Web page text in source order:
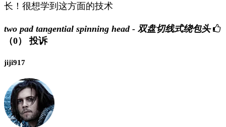
长！很想学到这方面的技术
two pad tangential spinning head - 双盘切线式绕包头
（0）
投诉
jiji917